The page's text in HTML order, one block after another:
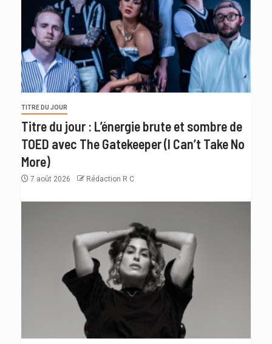
TITRE DU JOUR
Titre du jour : L’énergie brute et sombre de
TOED avec The Gatekeeper (I Can’t Take No
More)
7 août 2026 Rédaction R C